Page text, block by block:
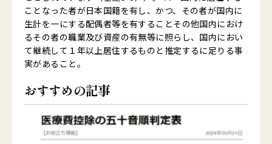
ことなった者が日本国籍を有し、かつ、その者が国内に
生計を一にする配偶者等を有することその他国内におけ
るその者の職業及び資産の有無等に照らし、国内におい
て継続して１年以上居住するものと推定するに足りる事
実があること。
おすすめの記事